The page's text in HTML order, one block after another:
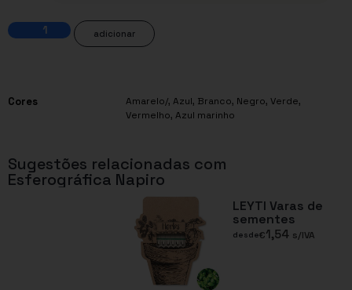
adicionar
Cores Amarelo/, Azul, Branco, Negro, Verde,
Vermelho, Azul marinho
Sugestões relacionadas com
Esferográfica Napiro
LEYTI Varas de
sementes
desde€1,54 s/IVA